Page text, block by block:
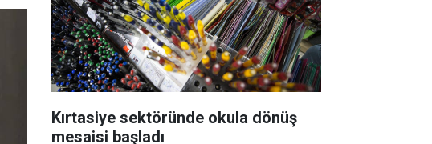
Kırtasiye sektöründe okula dönüş
mesaisi başladı